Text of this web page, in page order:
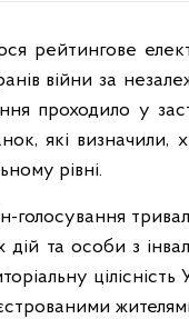
рейтингове
війни за
проходило у
які визначили,
рівні.
голосування
та особи з